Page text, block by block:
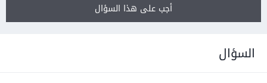
أجب على هذا السؤال
السؤال